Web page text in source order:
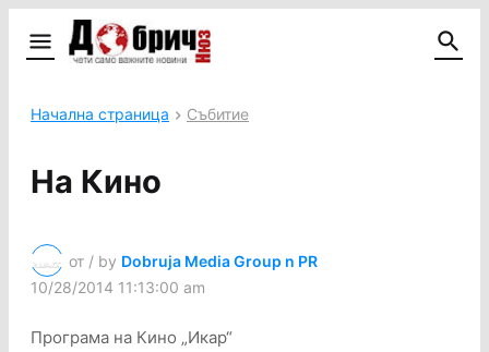
Начална страница Събитие
На Кино
от / by Dobruja Media Group n PR
10/28/2014 11:13:00 am
Програма на Кино „Икар“